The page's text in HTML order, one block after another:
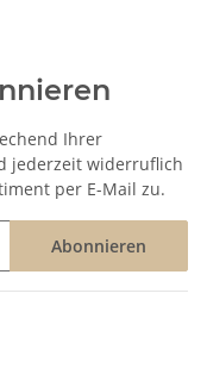
Ihrer
jederzeit widerruflich
per E-Mail zu.
Abonnieren